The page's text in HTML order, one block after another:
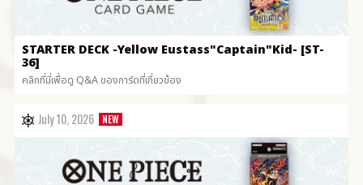
STARTER DECK -Yellow Eustass"Captain"Kid- [ST-
36]
คลิกที่นี่เพื่อดู Q&A ของการ์ดที่เกี่ยวข้อง
July 10, 2026